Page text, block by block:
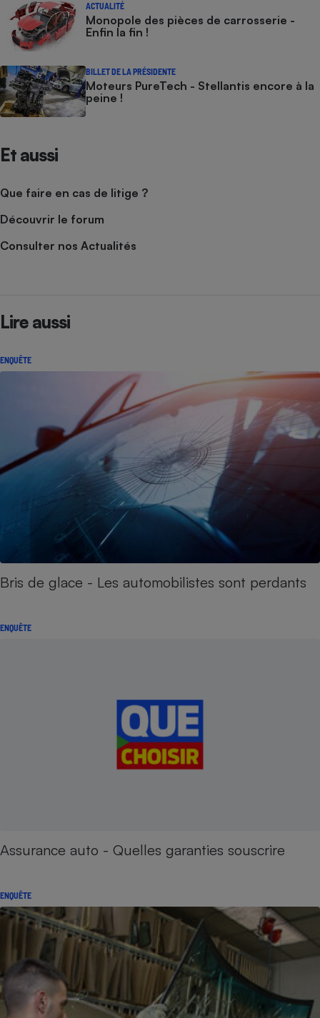
ACTUALITÉ
Monopole des pièces de carrosserie -
Enfin la fin !
BILLET DE LA PRÉSIDENTE
Moteurs PureTech - Stellantis encore à la
peine !
Et aussi
Que faire en cas de litige ?
Découvrir le forum
Consulter nos Actualités
Lire aussi
ENQUÊTE
Bris de glace - Les automobilistes sont perdants
ENQUÊTE
Assurance auto - Quelles garanties souscrire
ENQUÊTE